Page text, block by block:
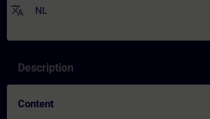
translate NL
Description
Content